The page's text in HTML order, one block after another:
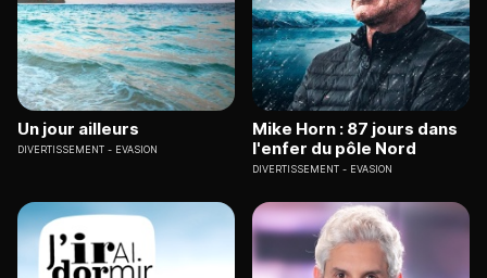
Un jour ailleurs
DIVERTISSEMENT EVASION
Mike Horn : 87 jours dans
l'enfer du pôle Nord
DIVERTISSEMENT EVASION